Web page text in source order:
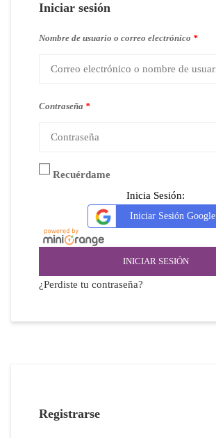
Iniciar sesión
Nombre de usuario o correo electrónico *
Contraseña *
Recuérdame
Inicia Sesión:
Iniciar Sesión Google
INICIAR SESIÓN
¿Perdiste tu contraseña?
Registrarse